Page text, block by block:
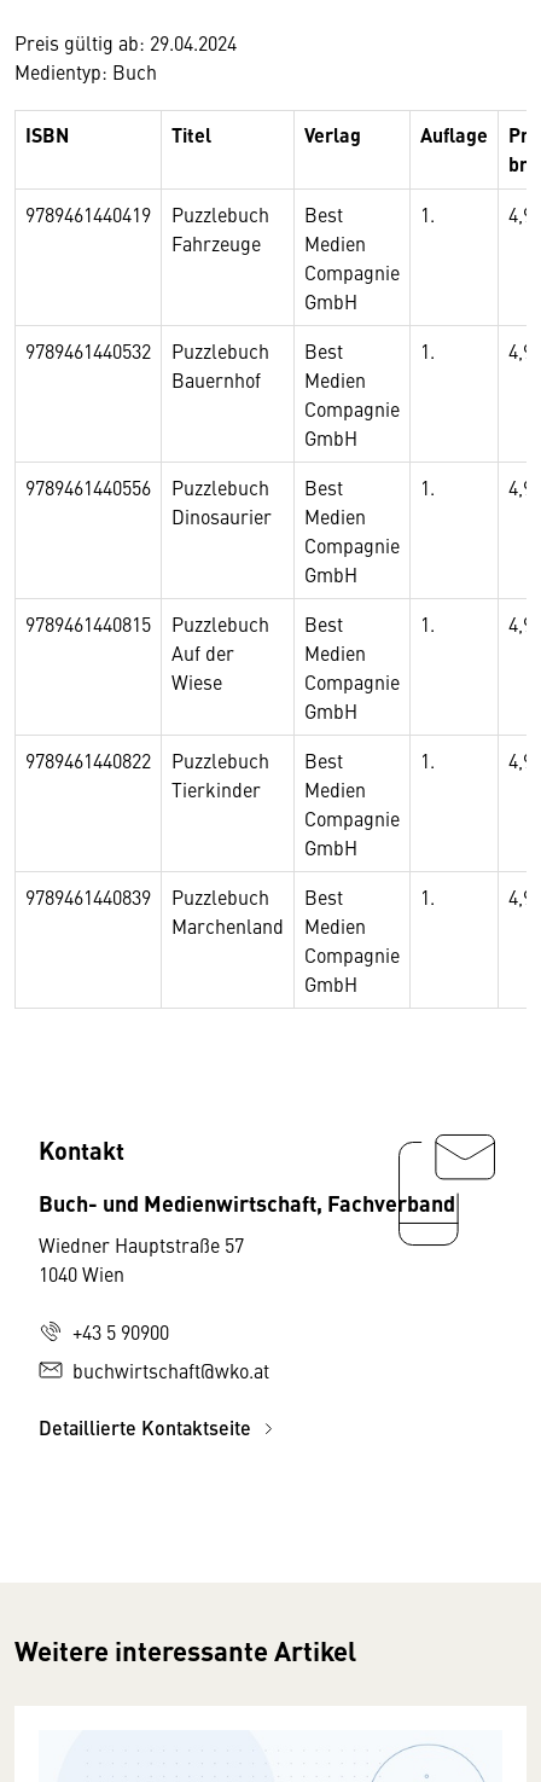
Preis gültig ab: 29.04.2024
Medientyp: Buch
ISBN Titel Verlag Auflage
9789461440419
Puzzlebuch
Fahrzeuge
Best
Medien
Compagnie
GmbH
1.
9789461440532
Puzzlebuch
Bauernhof
Best
Medien
Compagnie
GmbH
1.
9789461440556
Puzzlebuch
Dinosaurier
Best
Medien
Compagnie
GmbH
1.
9789461440815
Puzzlebuch
Auf der
Wiese
Best
Medien
Compagnie
GmbH
1.
9789461440822
Puzzlebuch
Tierkinder
Best
Medien
Compagnie
GmbH
1.
9789461440839
Puzzlebuch
Marchenland
Best
Medien
Compagnie
GmbH
1.
Kontakt
Buch- und Medienwirtschaft, Fachverband
Wiedner Hauptstraße 57
1040 Wien
+43 5 90900
buchwirtschaft@wko.at
Detaillierte Kontaktseite
Weitere interessante Artikel